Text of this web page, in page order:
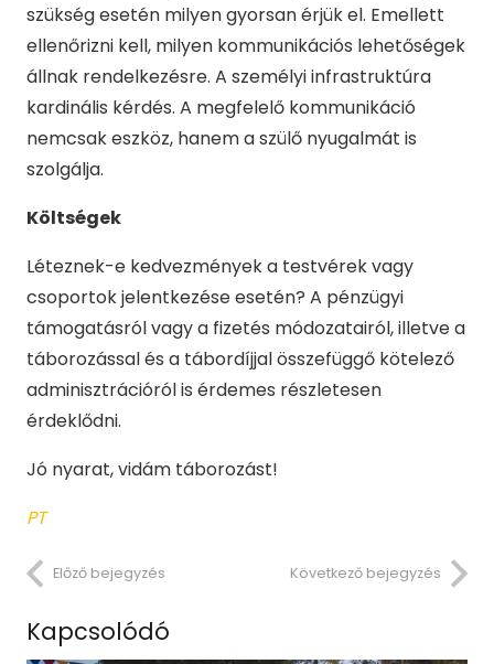
szükség esetén milyen gyorsan érjük el. Emellett
ellenőrizni kell, milyen kommunikációs lehetőségek
állnak rendelkezésre. A személyi infrastruktúra
kardinális kérdés. A megfelelő kommunikáció
nemcsak eszköz, hanem a szülő nyugalmát is
szolgálja.
Költségek
Léteznek-e kedvezmények a testvérek vagy
csoportok jelentkezése esetén? A pénzügyi
támogatásról vagy a fizetés módozatairól, illetve a
táborozással és a tábordíjjal összefüggő kötelező
adminisztrációról is érdemes részletesen
érdeklődni.
Jó nyarat, vidám táborozást!
PT
Előző bejegyzés Következő bejegyzés
Kapcsolódó